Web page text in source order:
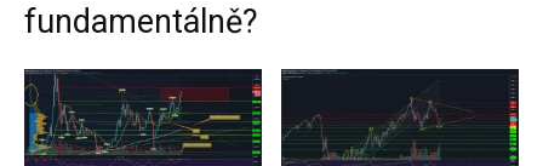
fundamentálně?